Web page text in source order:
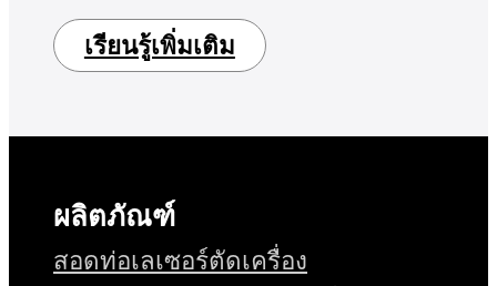
เรียนรู้เพิ่มเติม
ผลิตภัณฑ์
สอดท่อเลเซอร์ตัดเครื่อง